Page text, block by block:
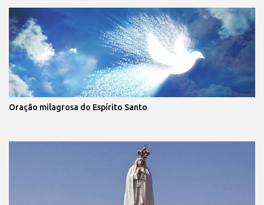
Oração milagrosa do Espírito Santo